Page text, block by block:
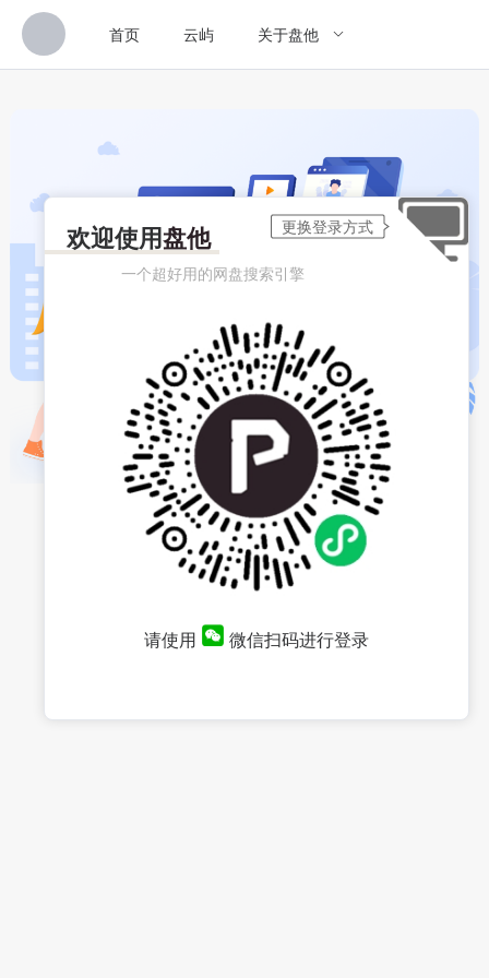
首页 云屿 关于盘他
欢迎使用盘他
一个超好用的网盘搜索引擎
请使用 微信扫码进行登录